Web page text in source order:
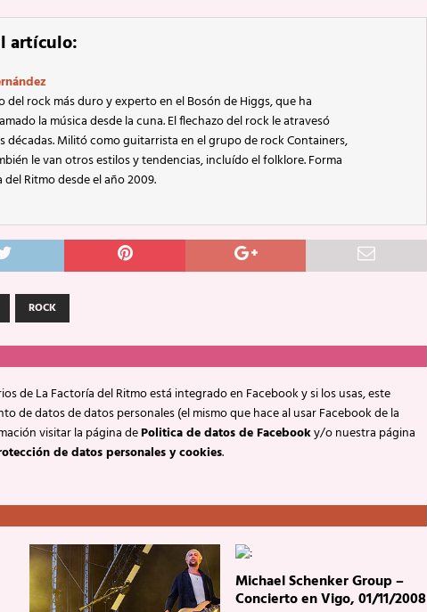
artículo:
del rock más duro y experto en el Bosón de Higgs, que ha
la música desde la cuna. El flechazo del rock le atravesó
décadas. Militó como guitarrista en el grupo de rock Containers,
le van otros estilos y tendencias, incluído el folklore. Forma
Ritmo desde el año 2009.
ROCK
de La Factoría del Ritmo está integrado en Facebook y si los usas, este
de datos de datos personales (el mismo que hace al usar Facebook de la
visitar la página dePolitica de datos de Facebooky/o nuestra página
de datos personales y cookies.
Michael Schenker Group –
Concierto en Vigo, 01/11/2008